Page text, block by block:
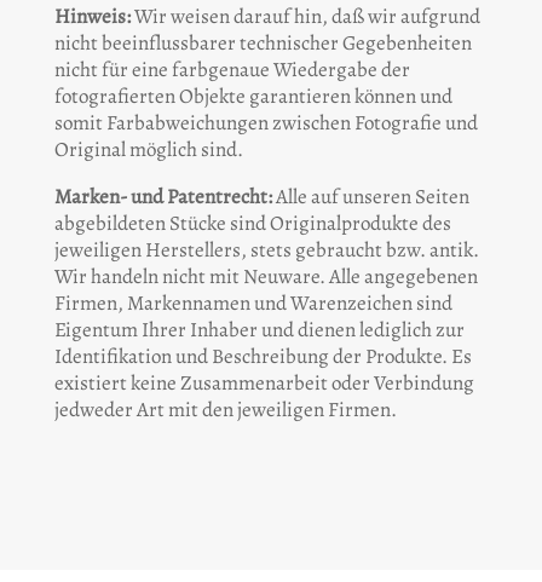
Hinweis:Wir weisen darauf hin, daß wir aufgrund
nicht beeinflussbarer technischer Gegebenheiten
nicht für eine farbgenaue Wiedergabe der
fotografierten Objekte garantieren können und
somit Farbabweichungen zwischen Fotografie und
Original möglich sind.
Marken- und Patentrecht:Alle auf unseren Seiten
abgebildeten Stücke sind Originalprodukte des
jeweiligen Herstellers, stets gebraucht bzw. antik.
Wir handeln nicht mit Neuware. Alle angegebenen
Firmen, Markennamen und Warenzeichen sind
Eigentum Ihrer Inhaber und dienen lediglich zur
Identifikation und Beschreibung der Produkte. Es
existiert keine Zusammenarbeit oder Verbindung
jedweder Art mit den jeweiligen Firmen.